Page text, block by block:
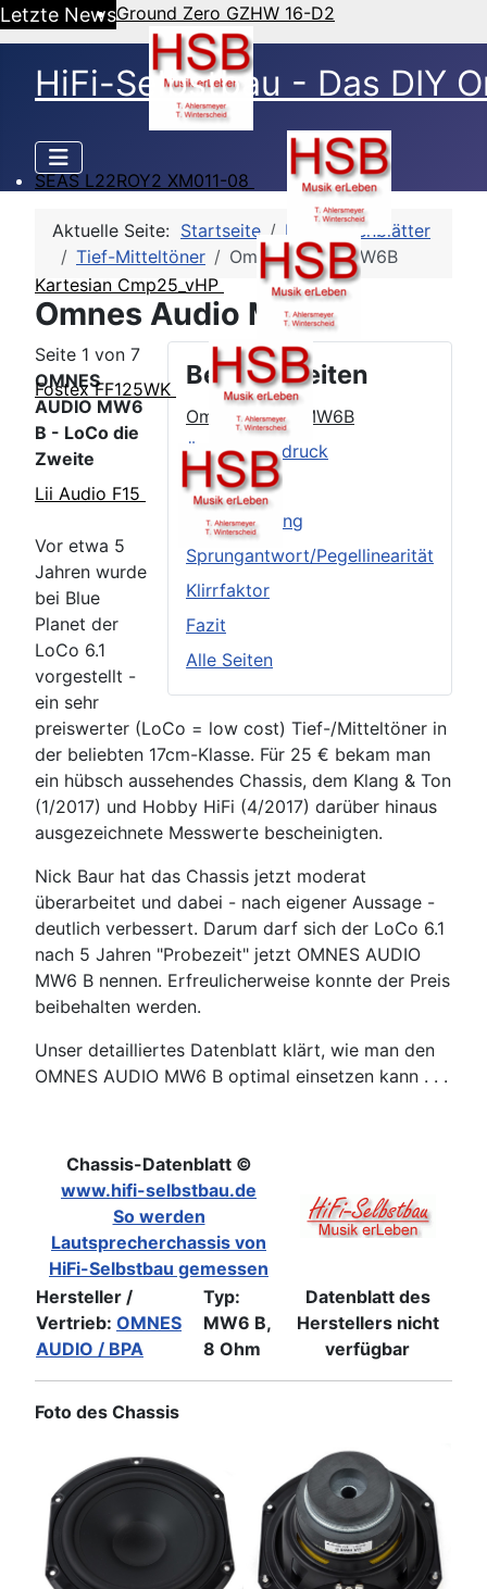
Letzte NewsGround Zero GZHW 16-D2
SEAS L22ROY2 XM011-08
Kartesian Cmp25_vHP
Fostex FF125WK
Lii Audio F15
HiFi-Selbstbau - Das DIY
Aktuelle Seite: Startseite
HSB-Datenblätter
Tief-Mitteltöner
Omnes Audio MW6B
Omnes Audio MW6B
Beitragsseiten
Omnes Audio MW6B
Äußerer Eindruck
TSP
Frequenzgang
Sprungantwort/Pegellinearität
Klirrfaktor
Fazit
Alle Seiten
Seite 1 von 7
OMNES
AUDIO MW6
B - LoCo die
Zweite
Vor etwa 5
Jahren wurde
bei Blue
Planet der
LoCo 6.1
vorgestellt -
ein sehr
preiswerter (LoCo = low cost) Tief-/Mitteltöner in
der beliebten 17cm-Klasse. Für 25 € bekam man
ein hübsch aussehendes Chassis, dem Klang & Ton
(1/2017) und Hobby HiFi (4/2017) darüber hinaus
ausgezeichnete Messwerte bescheinigten.
Nick Baur hat das Chassis jetzt moderat
überarbeitet und dabei - nach eigener Aussage -
deutlich verbessert. Darum darf sich der LoCo 6.1
nach 5 Jahren "Probezeit" jetzt OMNES AUDIO
MW6 B nennen. Erfreulicherweise konnte der Preis
beibehalten werden.
Unser detailliertes Datenblatt klärt, wie man den
OMNES AUDIO MW6 B optimal einsetzen kann . . .
Chassis-Datenblatt ©
www.hifi-selbstbau.de
So werden
Lautsprecherchassis von
HiFi-Selbstbau gemessen
Hersteller /
Vertrieb: OMNES
AUDIO / BPA
Typ:
MW6 B,
8 Ohm
Datenblatt des
Herstellers nicht
verfügbar
Foto des Chassis